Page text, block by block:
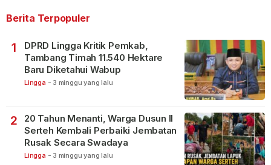
Berita Terpopuler
1
DPRD Lingga Kritik Pemkab,
Tambang Timah 11.540 Hektare
Baru Diketahui Wabup
Lingga - 3 minggu yang lalu
2
20 Tahun Menanti, Warga Dusun II
Serteh Kembali Perbaiki Jembatan
Rusak Secara Swadaya
Lingga - 3 minggu yang lalu